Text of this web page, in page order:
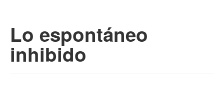
Seitai – cvp | cultura
de la vida-salud en la
naturaleza humana
Menú principal
Lo espontáneo
inhibido